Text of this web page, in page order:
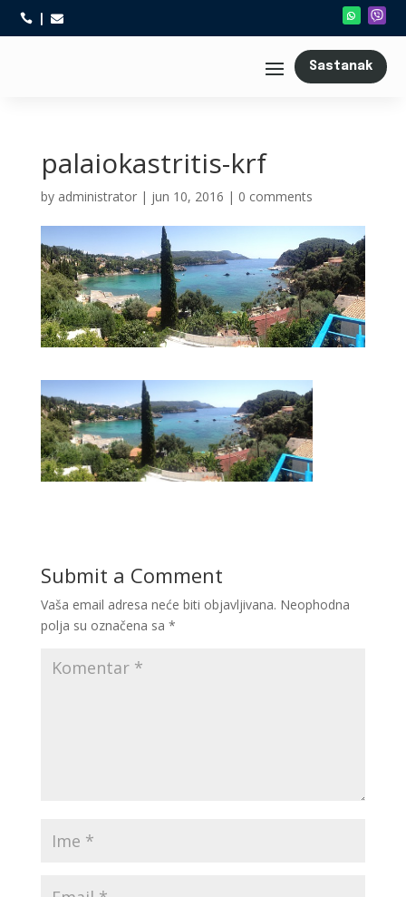
 
Sastanak
palaiokastritis-krf
by administrator| jun 10, 2016 | 0 comments
Submit a Comment
Vaša email adresa neće biti objavljivana. Neophodna
polja su označena sa *